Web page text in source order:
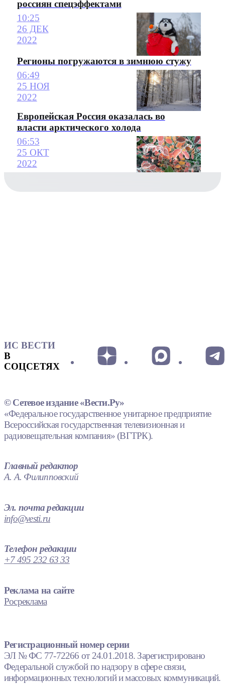
россиян спецэффектами
10:25
26 ДЕК
2022
Регионы погружаются в зимнюю стужу
06:49
25 НОЯ
2022
Европейская Россия оказалась во
власти арктического холода
06:53
25 ОКТ
2022
ИС ВЕСТИ
В
СОЦСЕТЯХ
© Сетевое издание «Вести.Ру»
«Федеральное государственное унитарное предприятие
Всероссийская государственная телевизионная и
радиовещательная компания» (ВГТРК).
Главный редактор
А. А. Филипповский
Эл. почта редакции
info@vesti.ru
Телефон редакции
+7 495 232 63 33
Реклама на сайте
Росреклама
Регистрационный номер серии
ЭЛ № ФС 77-72266 от 24.01.2018. Зарегистрировано
Федеральной службой по надзору в сфере связи,
информационных технологий и массовых коммуникаций.